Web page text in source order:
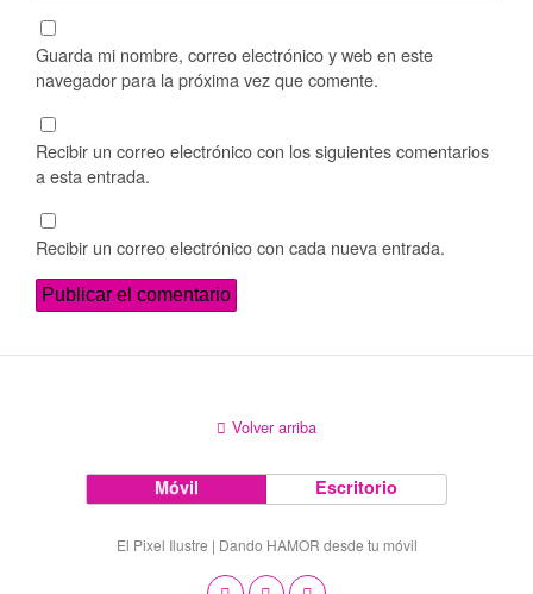
Guarda mi nombre, correo electrónico y web en este
navegador para la próxima vez que comente.
Recibir un correo electrónico con los siguientes comentarios
a esta entrada.
Recibir un correo electrónico con cada nueva entrada.
Volver arriba
Móvil Escritorio
El Pixel Ilustre | Dando HAMOR desde tu móvil